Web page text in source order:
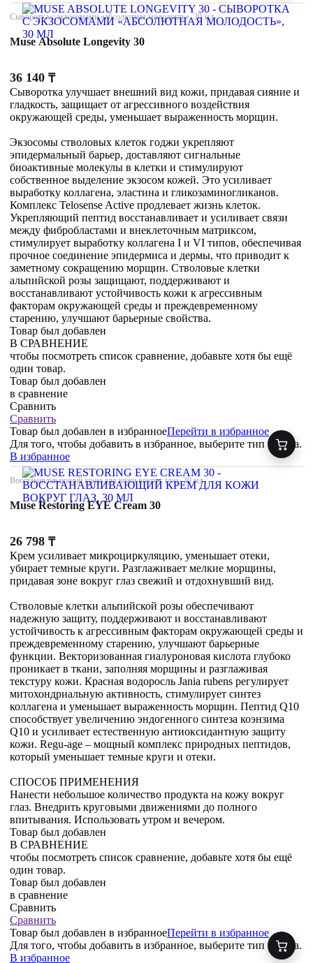
Сыворотка с экзосомами «абсолютная молодость», 30 мл
Muse Absolute Longevity 30
36 140 ₸
Сыворотка улучшает внешний вид кожи, придавая сияние и
гладкость, защищает от агрессивного воздействия
окружающей среды, уменьшает выраженность морщин.
Экзосомы стволовых клеток годжи укрепляют
эпидермальный барьер, доставляют сигнальные
биоактивные молекулы в клетки и стимулируют
собственное выделение экзосом кожей. Это усиливает
выработку коллагена, эластина и гликозаминогликанов.
Комплекс Telosense Active продлевает жизнь клеток.
Укрепляющий пептид восстанавливает и усиливает связи
между фибробластами и внеклеточным матриксом,
стимулирует выработку коллагена I и VI типов, обеспечивая
прочное соединение эпидермиса и дермы, что приводит к
заметному сокращению морщин. Стволовые клетки
альпийской розы защищают, поддерживают и
восстанавливают устойчивость кожи к агрессивным
факторам окружающей среды и преждевременному
старению, улучшают барьерные свойства.
Товар был добавлен
В СРАВНЕНИЕ
чтобы посмотреть список сравнение, добавьте хотя бы ещё
один товар.
Товар был добавлен
в сравнение
Сравнить
Сравнить
Товар был добавлен в избранноеПерейти в избранное
Для того, чтобы добавить в избранное, выберите тип товара.
В избранное
Восстанавливающий крем для кожи вокруг глаз, 30 мл
Muse Restoring EYE Cream 30
26 798 ₸
Крем усиливает микроциркуляцию, уменьшает отеки,
убирает темные круги. Разглаживает мелкие морщины,
придавая зоне вокруг глаз свежий и отдохнувший вид.
Стволовые клетки альпийской розы обеспечивают
надежную защиту, поддерживают и восстанавливают
устойчивость к агрессивным факторам окружающей среды и
преждевременному старению, улучшают барьерные
функции. Векторизованная гиалуроновая кислота глубоко
проникает в ткани, заполняя морщины и разглаживая
текстуру кожи. Красная водоросль Jania rubens регулирует
митохондриальную активность, стимулирует синтез
коллагена и уменьшает выраженность морщин. Пептид Q10
способствует увеличению эндогенного синтеза коэнзима
Q10 и усиливает естественную антиоксидантную защиту
кожи. Regu-age – мощный комплекс природных пептидов,
который уменьшает темные круги и отеки.
СПОСОБ ПРИМЕНЕНИЯ
Нанести небольшое количество продукта на кожу вокруг
глаз. Внедрить круговыми движениями до полного
впитывания. Использовать утром и вечером.
Товар был добавлен
В СРАВНЕНИЕ
чтобы посмотреть список сравнение, добавьте хотя бы ещё
один товар.
Товар был добавлен
в сравнение
Сравнить
Сравнить
Товар был добавлен в избранноеПерейти в избранное
Для того, чтобы добавить в избранное, выберите тип товара.
В избранное